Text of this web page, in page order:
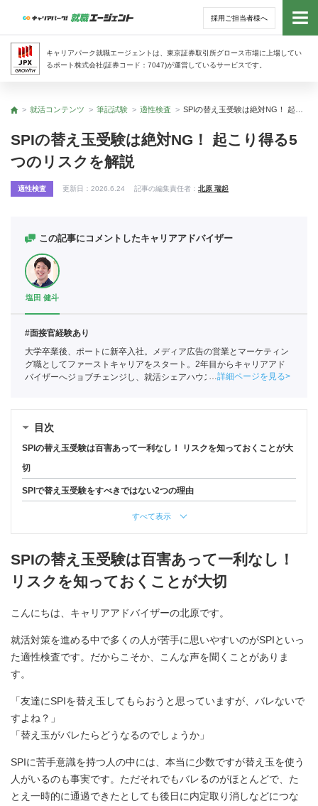
採用ご担当者様へ
キャリアパーク就職エージェントは、東京証券取引所グロース市場に上場してい
るポート株式会社(証券コード：7047)が運営しているサービスです。
トッ
トップ
就活コンテンツ 筆記試験 適性検査
SPIの替え玉受験は絶対NG！ 起こり得る5
つのリスクを解説
適性検査 更新日： 2026.6.24 記事の編集責任者： 北原 瑞起
この記事にコメントしたキャリアアドバイザー
塩田 健斗
#面接官経験あり
大学卒業後、ポートに新卒入社。メディア広告の営業とマーケティン
グ職としてファーストキャリアをスタート。2年目からキャリアアド
バイザーへジョブチェンジし、就活シェアハウス事業の運営責任者も
詳細ページを見る
目次
SPIの替え玉受験は百害あって一利なし！ リスクを知っておくことが大
切
SPIで替え玉受験をすべきではない2つの理由
すべて表示
SPIの替え玉受験は百害あって一利なし！
リスクを知っておくことが大切
こんにちは、キャリアアドバイザーの北原です。
就活対策を進める中で多くの人が苦手に思いやすいのがSPIといっ
た適性検査です。だからこそか、こんな声を聞くことがありま
す。
「友達にSPIを替え玉してもらおうと思っていますが、バレないで
すよね？」
「替え玉がバレたらどうなるのでしょうか」
SPIに苦手意識を持つ人の中には、本当に少数ですが替え玉を使う
人がいるのも事実です。ただそれでもバレるのがほとんどで、た
とえ一時的に通過できたとしても後日に内定取り消しなどにつな